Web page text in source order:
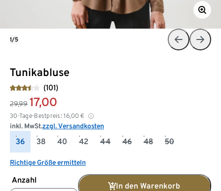
Tunikabluse
(101)
29,99 17,00
30-Tage-Bestpreis: 16,00 €
inkl. MwSt.zzgl. Versandkosten
36 38 40 42 44 46 48 50
Richtige Größe ermitteln
Anzahl
In den Warenkorb
1/5